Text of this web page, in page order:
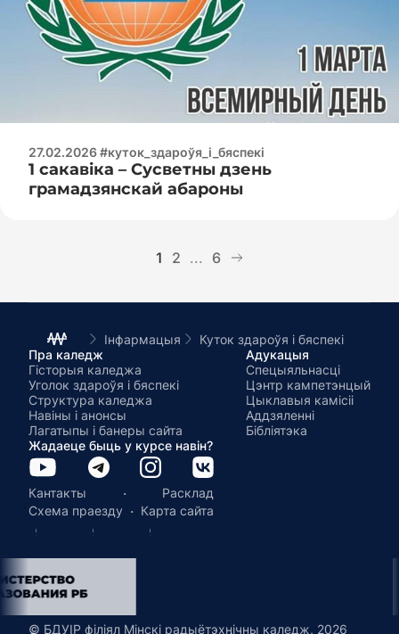
27.02.2026 #куток_здароўя_і_бяспекі
1 сакавіка – Сусветны дзень
грамадзянскай абароны
1 2 ... 6
Інфармацыя
Куток здароўя і бяспекі
Пра каледж
Гісторыя каледжа
Уголок здароўя і бяспекі
Структура каледжа
Навіны і анонсы
Лагатыпы і банеры сайта
Адукацыя
Спецыяльнасці
Цэнтр кампетэнцый
Цыклавыя камісіі
Аддзяленні
Бібліятэка
Жадаеце быць у курсе навін?
Кантакты ·
Расклад
Схема праезду · Карта сайта
© БДУІР філіял Мінскі радыётэхнічны каледж, 2026